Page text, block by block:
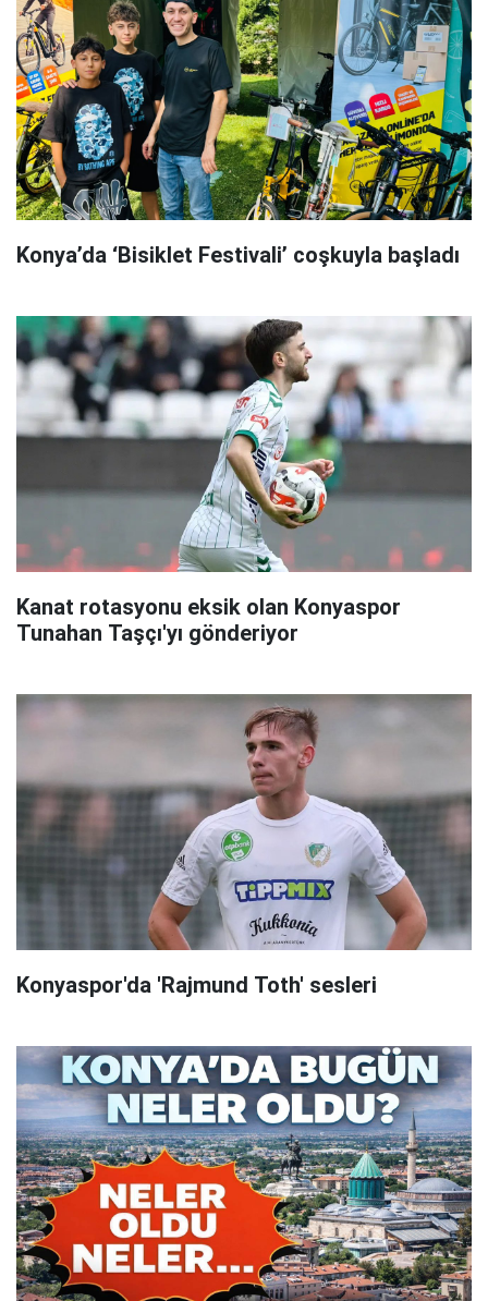
Konya’da ‘Bisiklet Festivali’ coşkuyla başladı
Kanat rotasyonu eksik olan Konyaspor
Tunahan Taşçı'yı gönderiyor
Konyaspor'da 'Rajmund Toth' sesleri